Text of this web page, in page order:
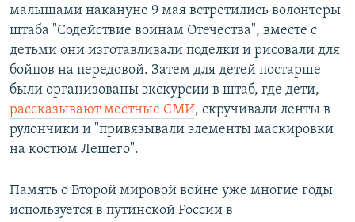
малышами накануне 9 мая встретились волонтеры
штаба "Содействие воинам Отечества", вместе с
детьми они изготавливали поделки и рисовали для
бойцов на передовой. Затем для детей постарше
были организованы экскурсии в штаб, где дети,
рассказывают местные СМИ, скручивали ленты в
рулончики и "привязывали элементы маскировки
на костюм Лешего".
Память о Второй мировой войне уже многие годы
используется в путинской России в